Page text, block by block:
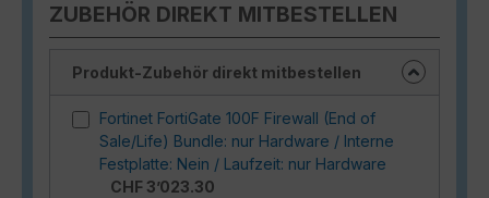
ZUBEHÖR DIREKT MITBESTELLEN
Produkt-Zubehör direkt mitbestellen
Fortinet FortiGate 100F Firewall (End of
Sale/Life) Bundle: nur Hardware / Interne
Festplatte: Nein / Laufzeit: nur Hardware
CHF 3’023.30